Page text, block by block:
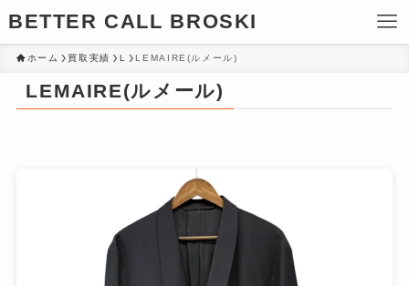
BETTER CALL BROSKI
ホーム 買取実績 L LEMAIRE(ルメール)
LEMAIRE(ルメール)